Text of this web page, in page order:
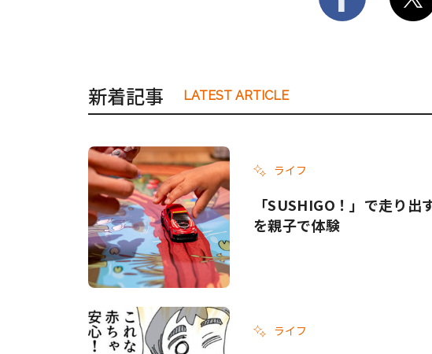
新着記事 LATEST ARTICLE
ライフ
「SUSHIGO！」で走り
を親子で体験
ライフ